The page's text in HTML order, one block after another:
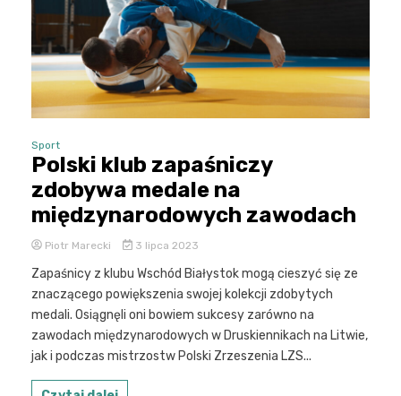
Sport
Polski klub zapaśniczy
zdobywa medale na
międzynarodowych zawodach
Piotr Marecki 3 lipca 2023
Zapaśnicy z klubu Wschód Białystok mogą cieszyć się ze
znaczącego powiększenia swojej kolekcji zdobytych
medali. Osiągnęli oni bowiem sukcesy zarówno na
zawodach międzynarodowych w Druskiennikach na Litwie,
jak i podczas mistrzostw Polski Zrzeszenia LZS...